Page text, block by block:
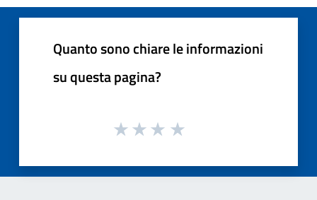
Quanto sono chiare le informazioni
su questa pagina?